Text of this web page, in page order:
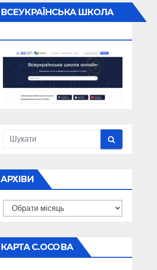
ВСЕУКРАЇНСЬКА ШКОЛА
АРХІВИ
Архіви
КАРТА С.ОСОВА